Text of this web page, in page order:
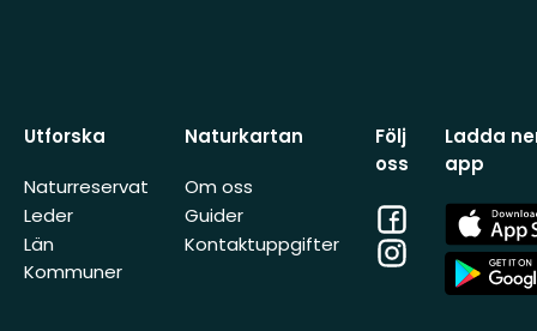
Utforska
Naturreservat
Leder
Län
Kommuner
Naturkartan
Om oss
Guider
Kontaktuppgifter
Följ
oss
Facebook
Instagram
Ladda
app
App
Store
App
Store